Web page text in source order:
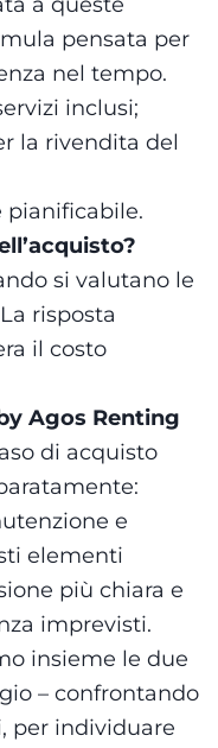
pensata per
nel tempo.
inclusi;
la rivendita del
pianificabile.
si valutano le
risposta
il costo
Agos Renting
di acquisto
e
elementi
più chiara e
imprevisti.
insieme le due
– confrontando
per individuare